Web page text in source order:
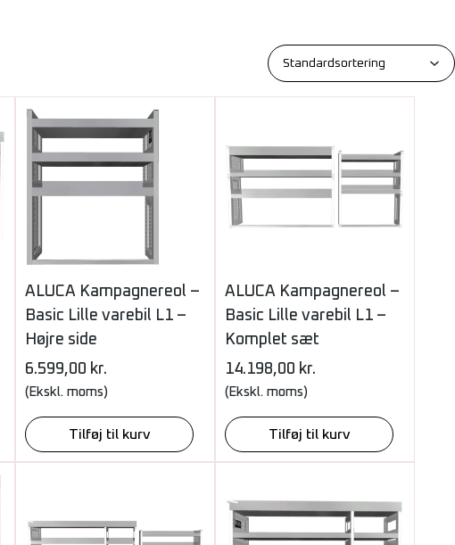
ALUCA Kampagnereol –
Basic Lille varebil L1 –
Højre side
6.599,00 kr.
(Ekskl. moms)
Tilføj til kurv
ALUCA Kampagnereol –
Basic Lille varebil L1 –
Komplet sæt
14.198,00 kr.
(Ekskl. moms)
Tilføj til kurv